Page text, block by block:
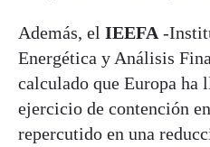
Además, el IEEFA -
Energética y Análisis
calculado que Europa ha
ejercicio de contención
repercutido en una